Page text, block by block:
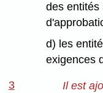
des entités
d) les
exigences
3
Il est